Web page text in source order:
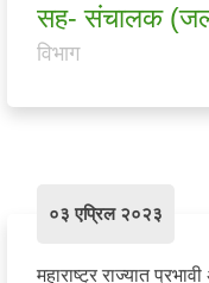
सह- संचालक
विभाग
०३ एप्रिल २०२३
महाराष्ट्र राज्यात